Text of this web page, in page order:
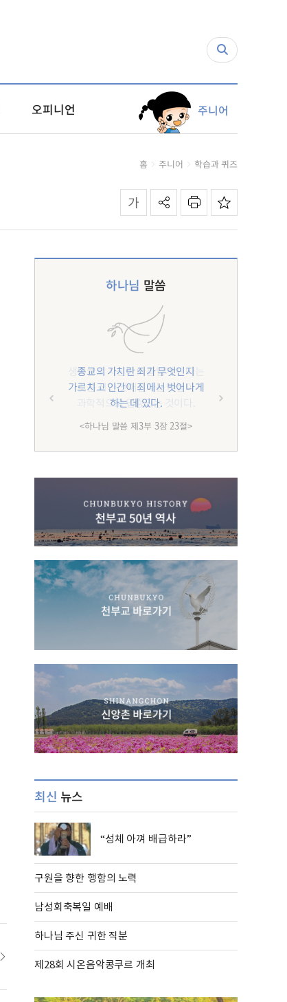
오피니언 주니어
홈 주니어 학습과 퀴즈
하나님 말씀
종교의 가치란 죄가 무엇인지
가르치고 인간이 죄에서 벗어나게
하는 데 있다.
<하나님 말씀 제3부 3장 23절>
최신 뉴스
“성체 아껴 배급하라”
구원을 향한 행함의 노력
남성회축복일 예배
하나님 주신 귀한 직분
제28회 시온음악콩쿠르 개최